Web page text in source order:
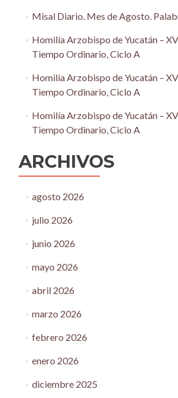
Misal Diario. Mes de Agosto.
Homilía Arzobispo de Yucatán –
Tiempo Ordinario, Ciclo A
Homilía Arzobispo de Yucatán –
Tiempo Ordinario, Ciclo A
Homilía Arzobispo de Yucatán –
Tiempo Ordinario, Ciclo A
ARCHIVOS
agosto 2026
julio 2026
junio 2026
mayo 2026
abril 2026
marzo 2026
febrero 2026
enero 2026
diciembre 2025